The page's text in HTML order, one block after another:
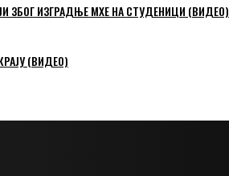
ЗБОГ ИЗГРАДЊЕ МХЕ НА СТУДЕНИЦИ (ВИДЕО)
(ВИДЕО)